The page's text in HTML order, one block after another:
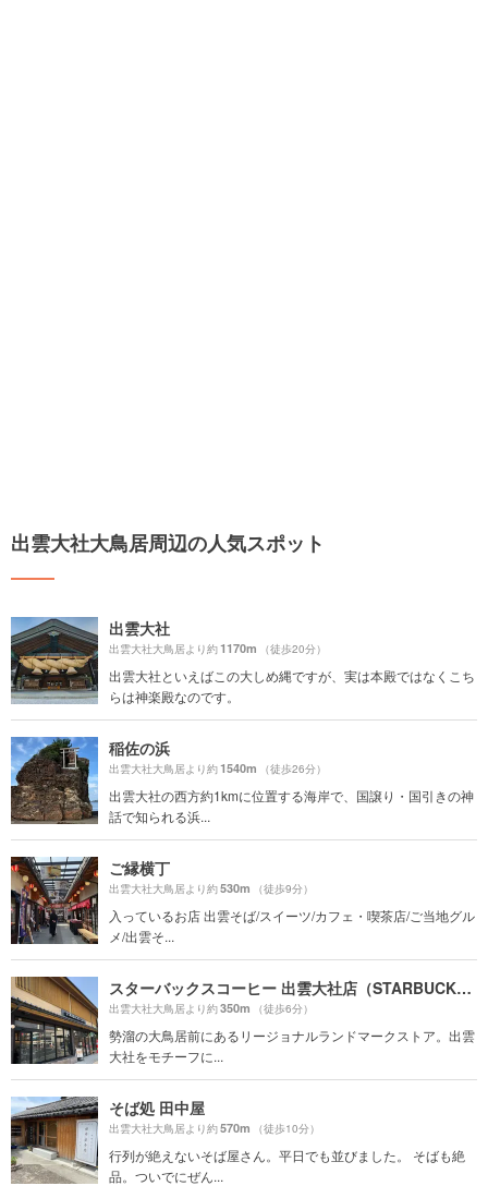
出雲大社大鳥居周辺の人気スポット
出雲大社
出雲大社大鳥居より約1170m （徒歩20分）
出雲大社といえばこの大しめ縄ですが、実は本殿ではなくこち
らは神楽殿なのです。
稲佐の浜
出雲大社大鳥居より約1540m （徒歩26分）
出雲大社の西方約1kmに位置する海岸で、国譲り・国引きの神
話で知られる浜...
ご縁横丁
出雲大社大鳥居より約530m （徒歩9分）
入っているお店 出雲そば/スイーツ/カフェ・喫茶店/ご当地グル
メ/出雲そ...
スターバックスコーヒー 出雲大社店（STARBUCKS COFFEE）
出雲大社大鳥居より約350m （徒歩6分）
勢溜の大鳥居前にあるリージョナルランドマークストア。出雲
大社をモチーフに...
そば処 田中屋
出雲大社大鳥居より約570m （徒歩10分）
行列が絶えないそば屋さん。平日でも並びました。 そばも絶
品。ついでにぜん...